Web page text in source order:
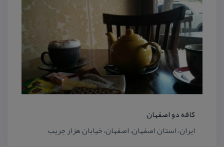
كافه دو اصفهان
ایران، استان اصفهان، اصفهان، خیابان هزار جریب